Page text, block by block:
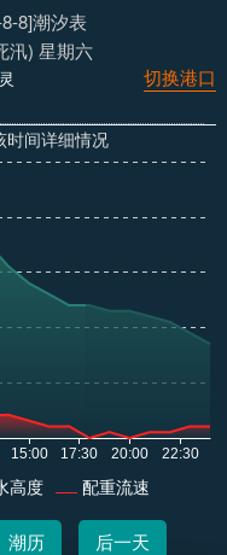
8]潮汐表
汛) 星期六
切换港口
时间详细情况
高度 配重流速
潮历 后一天